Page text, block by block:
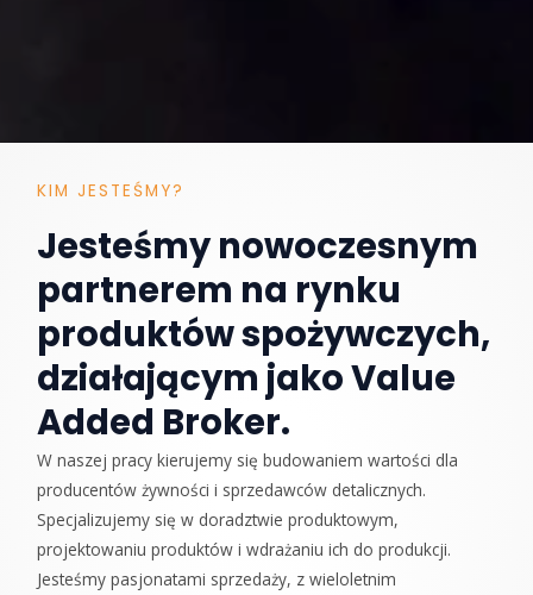
KIM JESTEŚMY?
Jesteśmy nowoczesnym
partnerem na rynku
produktów spożywczych,
działającym jako Value
Added Broker.
W naszej pracy kierujemy się budowaniem wartości dla
producentów żywności i sprzedawców detalicznych.
Specjalizujemy się w doradztwie produktowym,
projektowaniu produktów i wdrażaniu ich do produkcji.
Jesteśmy pasjonatami sprzedaży, z wieloletnim